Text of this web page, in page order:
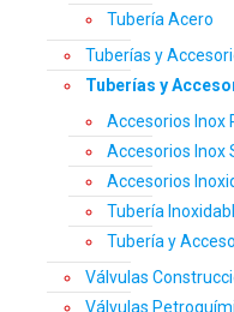
Tubería Acero
Tuberías y
Tuberías y
Accesorios Inox
Accesorios Inox
Accesorios
Tubería
Tubería y
Válvulas
Válvulas